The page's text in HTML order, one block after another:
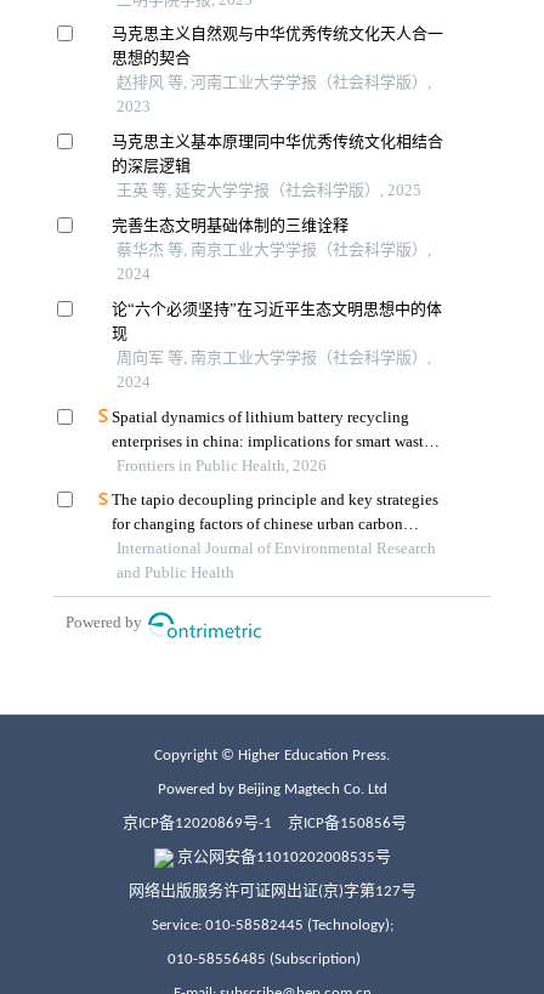
Copyright © Higher Education Press.
Powered by Beijing Magtech Co. Ltd
京ICP备12020869号-1 京ICP备150856号
京公网安备11010202008535号
网络出版服务许可证网出证(京)字第127号
Service: 010-58582445 (Technology);
010-58556485 (Subscription)